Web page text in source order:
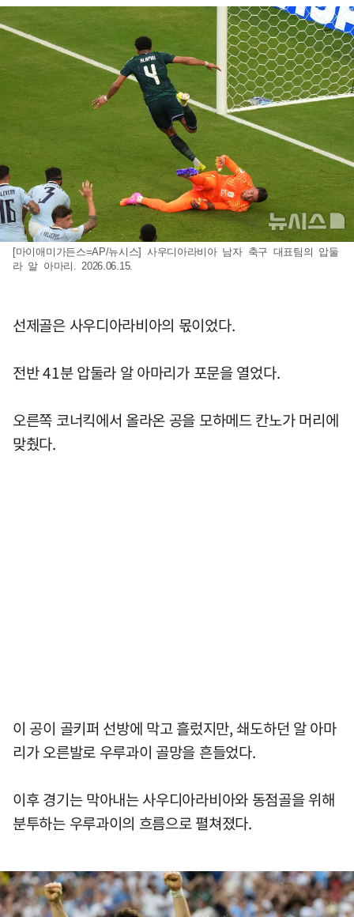
[마이애미가든스=AP/뉴시스] 사우디아라비아 남자 축구 대표팀의 압둘
라 알 아마리. 2026.06.15.
선제골은 사우디아라비아의 몫이었다.
전반 41분 압둘라 알 아마리가 포문을 열었다.
오른쪽 코너킥에서 올라온 공을 모하메드 칸노가 머리에
맞췄다.
이 공이 골키퍼 선방에 막고 흘렀지만, 쇄도하던 알 아마
리가 오른발로 우루과이 골망을 흔들었다.
이후 경기는 막아내는 사우디아라비아와 동점골을 위해
분투하는 우루과이의 흐름으로 펼쳐졌다.